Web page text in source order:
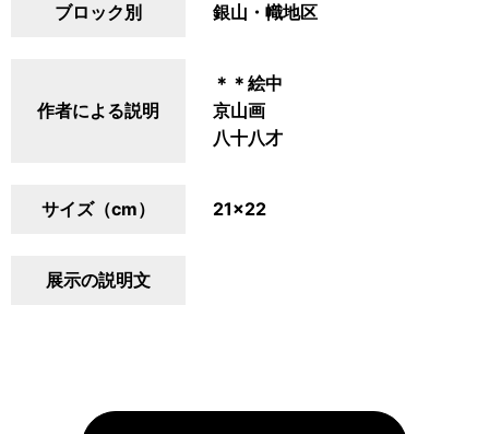
ブロック別 銀山・幟地区
作者による説明
＊＊絵中
京山画
八十八才
サイズ（cm） 21×22
展示の説明文